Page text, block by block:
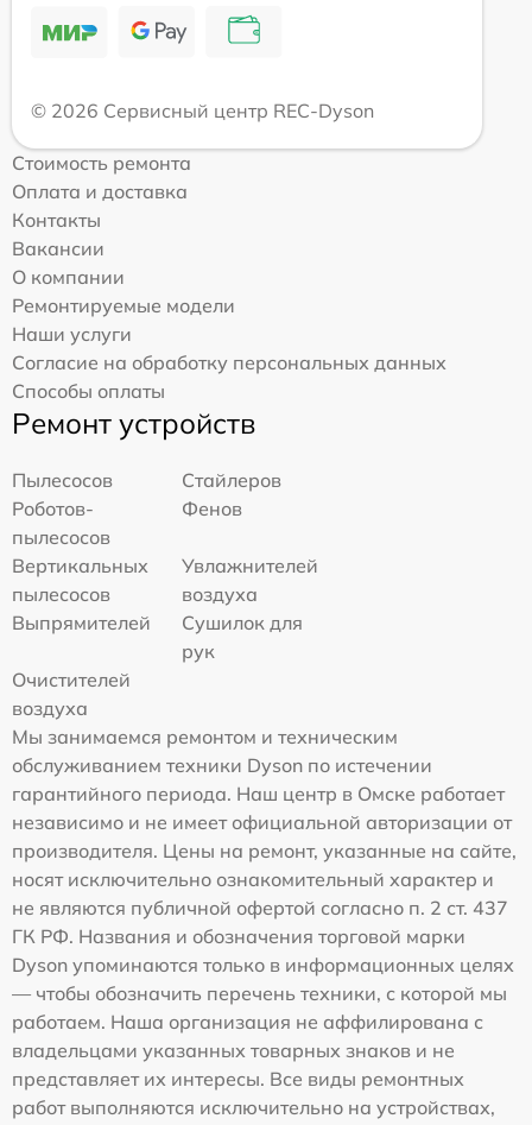
© 2026 Сервисный центр REC-Dyson
Стоимость ремонта
Оплата и доставка
Контакты
Вакансии
О компании
Ремонтируемые модели
Наши услуги
Согласие на обработку персональных данных
Способы оплаты
Ремонт устройств
Пылесосов
Стайлеров
Роботов-
пылесосов
Фенов
Вертикальных
пылесосов
Увлажнителей
воздуха
Выпрямителей
Сушилок для
рук
Очистителей
воздуха
Мы занимаемся ремонтом и техническим
обслуживанием техники Dyson по истечении
гарантийного периода. Наш центр в Омске работает
независимо и не имеет официальной авторизации от
производителя. Цены на ремонт, указанные на сайте,
носят исключительно ознакомительный характер и
не являются публичной офертой согласно п. 2 ст. 437
ГК РФ. Названия и обозначения торговой марки
Dyson упоминаются только в информационных целях
— чтобы обозначить перечень техники, с которой мы
работаем. Наша организация не аффилирована с
владельцами указанных товарных знаков и не
представляет их интересы. Все виды ремонтных
работ выполняются исключительно на устройствах,